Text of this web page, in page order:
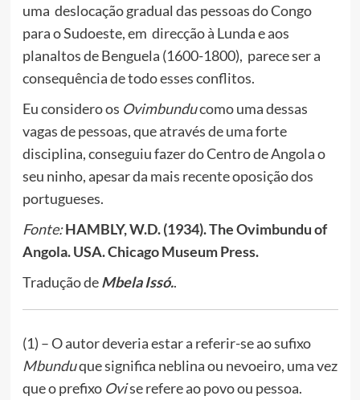
uma deslocação gradual das pessoas do Congo
para o Sudoeste, em direcção à Lunda e aos
planaltos de Benguela (1600-1800), parece ser a
consequência de todo esses conflitos.
Eu considero os Ovimbunducomo uma dessas
vagas de pessoas, que através de uma forte
disciplina, conseguiu fazer do Centro de Angola o
seu ninho, apesar da mais recente oposição dos
portugueses.
Fonte: HAMBLY, W.D. (1934). The Ovimbundu of
Angola. USA. Chicago Museum Press.
Tradução deMbela Issó..
(1) – O autor deveria estar a referir-se ao sufixo
Mbunduque significa neblina ou nevoeiro, uma vez
que o prefixo Ovise refere ao povo ou pessoa.